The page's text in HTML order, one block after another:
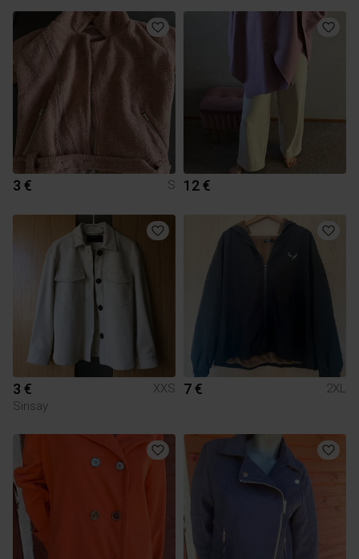
3 € S 12 €
3 €
XXS
Sinsay
7 € 2XL